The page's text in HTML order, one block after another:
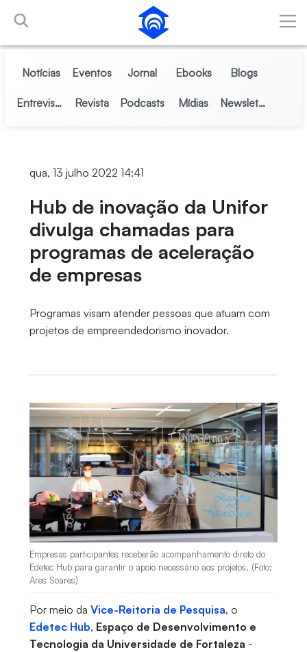
Pular para o Conteúdo principal
Notícias Eventos Jornal Ebooks Blogs
Entrevistas Revista Podcasts Mídias Newsletter
qua, 13 julho 2022 14:41
Hub de inovação da Unifor
divulga chamadas para
programas de aceleração
de empresas
Programas visam atender pessoas que atuam com
projetos de empreendedorismo inovador.
Empresas participantes receberão acompanhamento direto do
Edetec Hub para garantir o apoio necessário aos projetos. (Foto:
Ares Soares)
Por meio da Vice-Reitoria de Pesquisa, o
Edetec Hub, Espaço de Desenvolvimento e
Tecnologia da Universidade de Fortaleza -